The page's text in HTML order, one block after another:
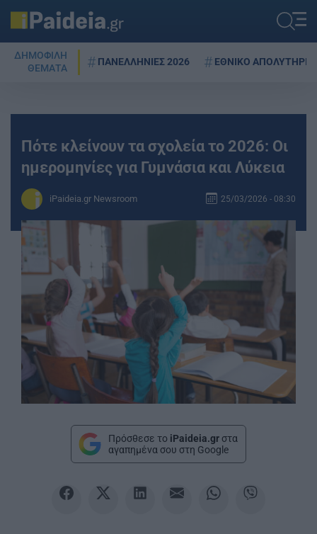
ΔΗΜΟΦΙΛΗ
ΘΕΜΑΤΑ
ΠΑΝΕΛΛΗΝΙΕΣ 2026 ΕΘΝΙΚΟ ΑΠΟΛΥΤΗΡΙΟ
Πότε κλείνουν τα σχολεία το 2026: Οι
ημερομηνίες για Γυμνάσια και Λύκεια
iPaideia.gr Newsroom 25/03/2026 - 08:30
Πρόσθεσε το iPaideia.gr στα
αγαπημένα σου στη Google